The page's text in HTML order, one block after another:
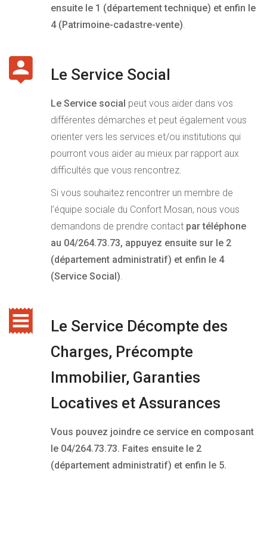
ensuite le 1 (département technique) et enfin le
4 (Patrimoine-cadastre-vente).
Le Service Social
Le Service social peut vous aider dans vos
différentes démarches et peut également vous
orienter vers les services et/ou institutions qui
pourront vous aider au mieux par rapport aux
difficultés que vous rencontrez.
Si vous souhaitez rencontrer un membre de
l’équipe sociale du Confort Mosan, nous vous
demandons de prendre contact par téléphone
au 04/264.73.73, appuyez ensuite sur le 2
(département administratif) et enfin le 4
(Service Social).
Le Service Décompte des
Charges, Précompte
Immobilier, Garanties
Locatives et Assurances
Vous pouvez joindre ce service en composant
le 04/264.73.73. Faites ensuite le 2
(département administratif) et enfin le 5.